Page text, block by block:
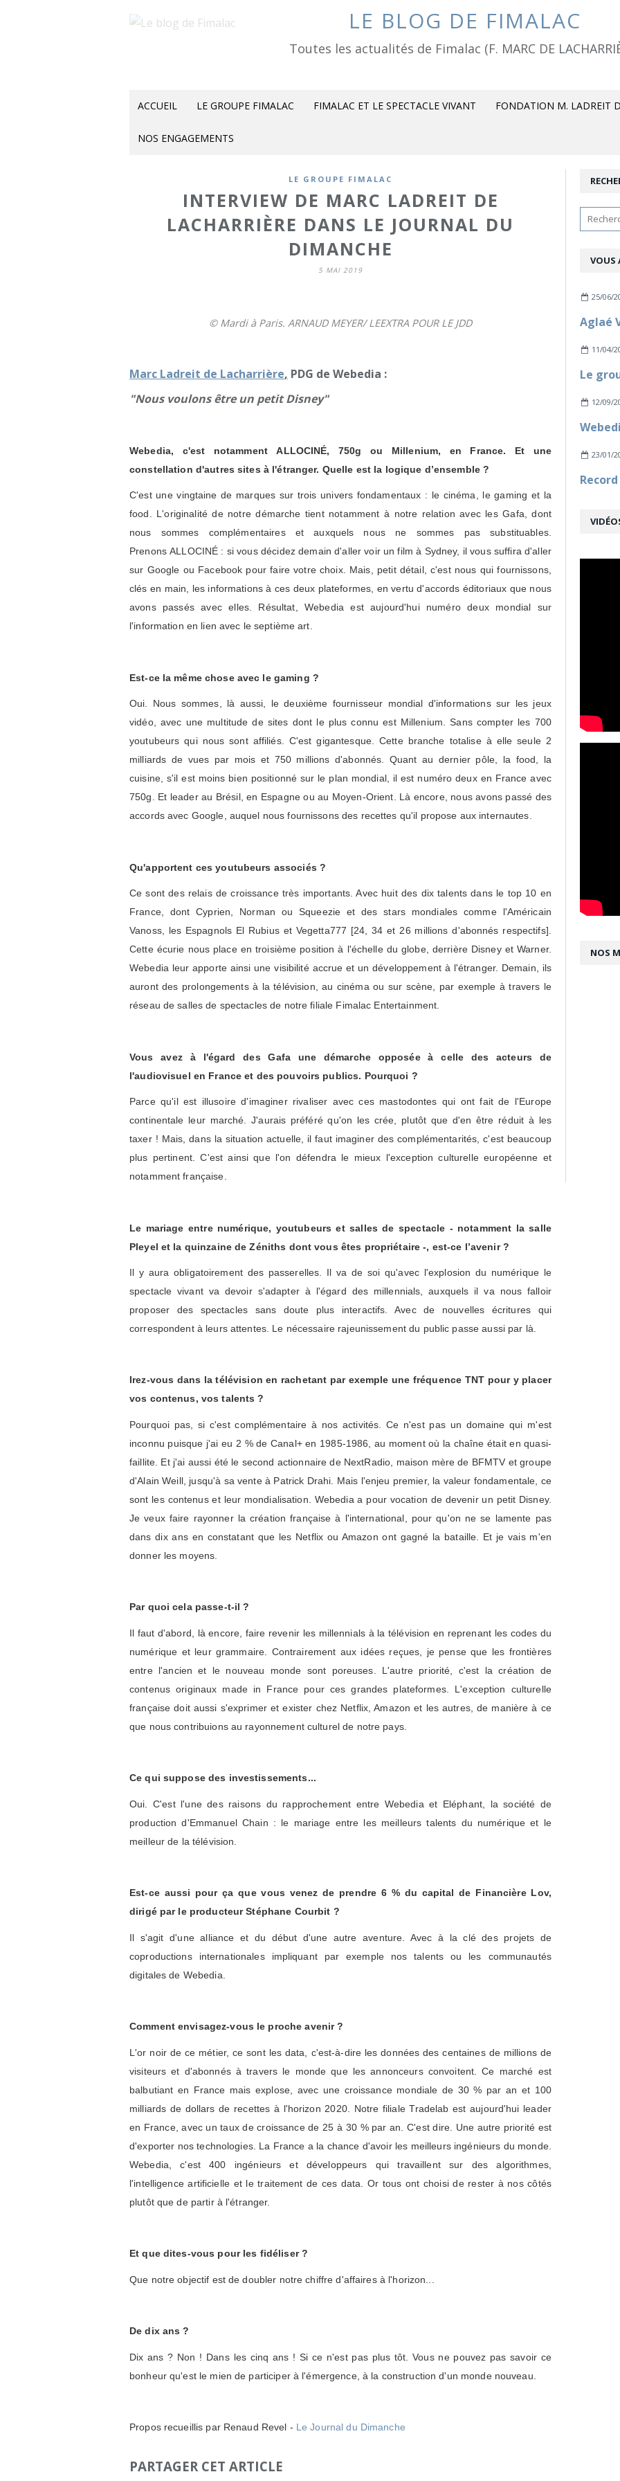
LE BLOG DE FIMALAC
Toutes les actualités de Fimalac (F. MARC DE
ACCUEIL LE GROUPE FIMALAC FIMALAC ET LE SPECTACLE VIVANT FONDATION M. LADREIT
NOS ENGAGEMENTS
LE GROUPE FIMALAC
INTERVIEW DE MARC LADREIT DE
LACHARRIÈRE DANS LE JOURNAL DU
DIMANCHE
5 MAI 2019
© Mardi à Paris. ARNAUD MEYER/ LEEXTRA POUR LE JDD
Marc Ladreit de Lacharrière, PDG de Webedia :
"Nous voulons être un petit Disney"
Webedia, c'est notamment ALLOCINÉ, 750g ou Millenium, en France. Et une
constellation d'autres sites à l'étranger. Quelle est la logique d’ensemble ?
C'est une vingtaine de marques sur trois univers fondamentaux : le cinéma, le gaming et la
food. L'originalité de notre démarche tient notamment à notre relation avec les Gafa, dont
nous sommes complémentaires et auxquels nous ne sommes pas substituables.
Prenons ALLOCINÉ : si vous décidez demain d'aller voir un film à Sydney, il vous suffira d'aller
sur Google ou Facebook pour faire votre choix. Mais, petit détail, c'est nous qui fournissons,
clés en main, les informations à ces deux plateformes, en vertu d'accords éditoriaux que nous
avons passés avec elles. Résultat, Webedia est aujourd'hui numéro deux mondial sur
l'information en lien avec le septième art.
Est-ce la même chose avec le gaming ?
Oui. Nous sommes, là aussi, le deuxième fournisseur mondial d'informations sur les jeux
vidéo, avec une multitude de sites dont le plus connu est Millenium. Sans compter les 700
youtubeurs qui nous sont affiliés. C'est gigantesque. Cette branche totalise à elle seule 2
milliards de vues par mois et 750 millions d'abonnés. Quant au dernier pôle, la food, la
cuisine, s'il est moins bien positionné sur le plan mondial, il est numéro deux en France avec
750g. Et leader au Brésil, en Espagne ou au Moyen-Orient. Là encore, nous avons passé des
accords avec Google, auquel nous fournissons des recettes qu'il propose aux internautes.
Qu'apportent ces youtubeurs associés ?
Ce sont des relais de croissance très importants. Avec huit des dix talents dans le top 10 en
France, dont Cyprien, Norman ou Squeezie et des stars mondiales comme l'Américain
Vanoss, les Espagnols El Rubius et Vegetta777 [24, 34 et 26 millions d'abonnés respectifs].
Cette écurie nous place en troisième position à l'échelle du globe, derrière Disney et Warner.
Webedia leur apporte ainsi une visibilité accrue et un développement à l'étranger. Demain, ils
auront des prolongements à la télévision, au cinéma ou sur scène, par exemple à travers le
réseau de salles de spectacles de notre filiale Fimalac Entertainment.
Vous avez à l'égard des Gafa une démarche opposée à celle des acteurs de
l'audiovisuel en France et des pouvoirs publics. Pourquoi ?
Parce qu'il est illusoire d'imaginer rivaliser avec ces mastodontes qui ont fait de l'Europe
continentale leur marché. J'aurais préféré qu'on les crée, plutôt que d'en être réduit à les
taxer ! Mais, dans la situation actuelle, il faut imaginer des complémentarités, c'est beaucoup
plus pertinent. C'est ainsi que l'on défendra le mieux l'exception culturelle européenne et
notamment française.
Le mariage entre numérique, youtubeurs et salles de spectacle - notamment la salle
Pleyel et la quinzaine de Zéniths dont vous êtes propriétaire -, est-ce l’avenir ?
Il y aura obligatoirement des passerelles. Il va de soi qu'avec l'explosion du numérique le
spectacle vivant va devoir s'adapter à l'égard des millennials, auxquels il va nous falloir
proposer des spectacles sans doute plus interactifs. Avec de nouvelles écritures qui
correspondent à leurs attentes. Le nécessaire rajeunissement du public passe aussi par là.
Irez-vous dans la télévision en rachetant par exemple une fréquence TNT pour y placer
vos contenus, vos talents ?
Pourquoi pas, si c'est complémentaire à nos activités. Ce n'est pas un domaine qui m'est
inconnu puisque j'ai eu 2 % de Canal+ en 1985-1986, au moment où la chaîne était en quasi-
faillite. Et j'ai aussi été le second actionnaire de NextRadio, maison mère de BFMTV et groupe
d'Alain Weill, jusqu'à sa vente à Patrick Drahi. Mais l'enjeu premier, la valeur fondamentale, ce
sont les contenus et leur mondialisation. Webedia a pour vocation de devenir un petit Disney.
Je veux faire rayonner la création française à l'international, pour qu'on ne se lamente pas
dans dix ans en constatant que les Netflix ou Amazon ont gagné la bataille. Et je vais m'en
donner les moyens.
Par quoi cela passe-t-il ?
Il faut d'abord, là encore, faire revenir les millennials à la télévision en reprenant les codes du
numérique et leur grammaire. Contrairement aux idées reçues, je pense que les frontières
entre l'ancien et le nouveau monde sont poreuses. L'autre priorité, c'est la création de
contenus originaux made in France pour ces grandes plateformes. L'exception culturelle
française doit aussi s'exprimer et exister chez Netflix, Amazon et les autres, de manière à ce
que nous contribuions au rayonnement culturel de notre pays.
Ce qui suppose des investissements...
Oui. C'est l'une des raisons du rapprochement entre Webedia et Eléphant, la société de
production d'Emmanuel Chain : le mariage entre les meilleurs talents du numérique et le
meilleur de la télévision.
Est-ce aussi pour ça que vous venez de prendre 6 % du capital de Financière Lov,
dirigé par le producteur Stéphane Courbit ?
Il s'agit d'une alliance et du début d'une autre aventure. Avec à la clé des projets de
coproductions internationales impliquant par exemple nos talents ou les communautés
digitales de Webedia.
Comment envisagez-vous le proche avenir ?
L'or noir de ce métier, ce sont les data, c'est-à-dire les données des centaines de millions de
visiteurs et d'abonnés à travers le monde que les annonceurs convoitent. Ce marché est
balbutiant en France mais explose, avec une croissance mondiale de 30 % par an et 100
milliards de dollars de recettes à l'horizon 2020. Notre filiale Tradelab est aujourd'hui leader
en France, avec un taux de croissance de 25 à 30 % par an. C'est dire. Une autre priorité est
d'exporter nos technologies. La France a la chance d'avoir les meilleurs ingénieurs du monde.
Webedia, c'est 400 ingénieurs et développeurs qui travaillent sur des algorithmes,
l'intelligence artificielle et le traitement de ces data. Or tous ont choisi de rester à nos côtés
plutôt que de partir à l'étranger.
Et que dites-vous pour les fidéliser ?
Que notre objectif est de doubler notre chiffre d'affaires à l'horizon...
De dix ans ?
Dix ans ? Non ! Dans les cinq ans ! Si ce n'est pas plus tôt. Vous ne pouvez pas savoir ce
bonheur qu'est le mien de participer à l'émergence, à la construction d'un monde nouveau.
Propos recueillis par Renaud Revel - Le Journal du Dimanche
PARTAGER CET ARTICLE
VOUS
25/06/
11/04/
12/09/
23/01/
NOS